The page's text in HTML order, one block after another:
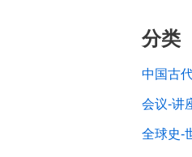
分类
中国古
会议-讲
全球史-